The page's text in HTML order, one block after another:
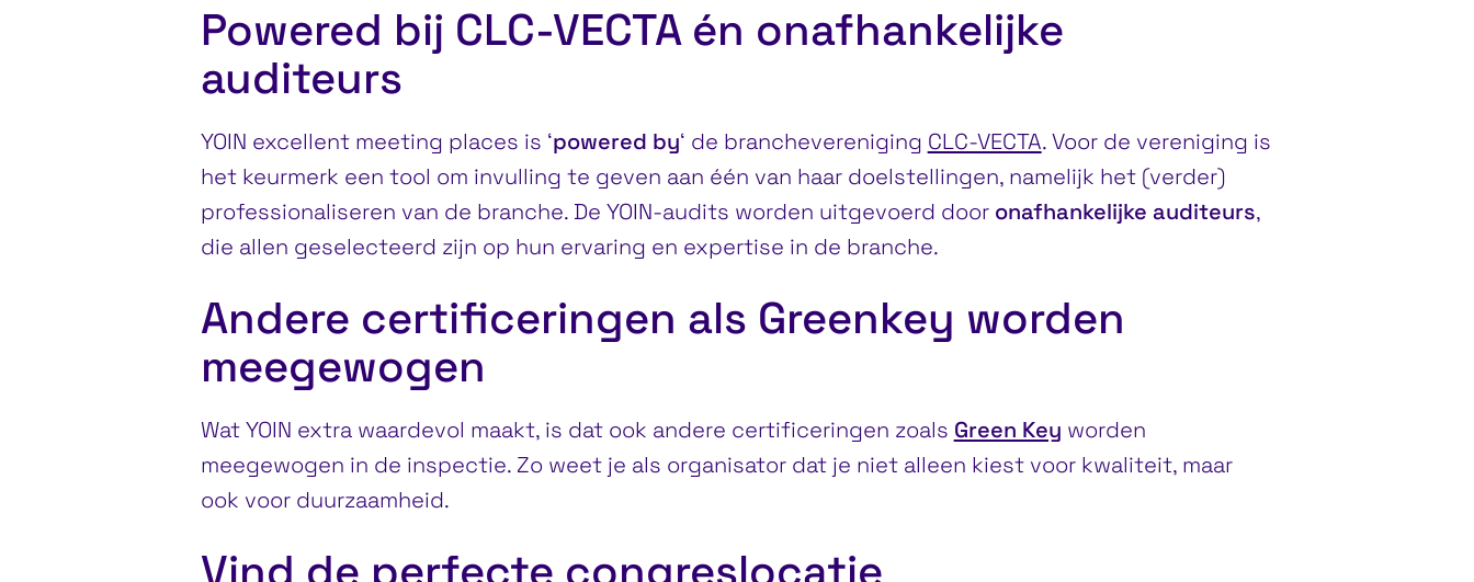
Powered bij CLC-VECTA én onafhankelijke
auditeurs
YOIN excellent meeting places is ‘powered by‘ de branchevereniging CLC-VECTA. Voor de vereniging is
het keurmerk een tool om invulling te geven aan één van haar doelstellingen, namelijk het (verder)
professionaliseren van de branche. De YOIN-audits worden uitgevoerd door onafhankelijke auditeurs,
die allen geselecteerd zijn op hun ervaring en expertise in de branche.
Andere certificeringen als Greenkey worden
meegewogen
Wat YOIN extra waardevol maakt, is dat ook andere certificeringen zoals Green Key worden
meegewogen in de inspectie. Zo weet je als organisator dat je niet alleen kiest voor kwaliteit, maar
ook voor duurzaamheid.